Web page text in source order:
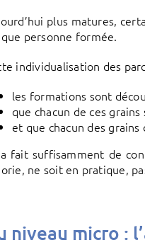
plus matures,
personne formée.
individualisation des
les formations sont
que chacun de ces
et que chacun des
fait suffisamment de
ne soit en pratique,
niveau micro :